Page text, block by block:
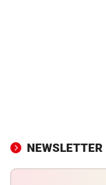
NEWSLETTER